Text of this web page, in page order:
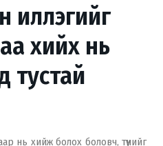
иллэгийг
хийх нь
тустай
нь хийж болох боловч, түүнийг